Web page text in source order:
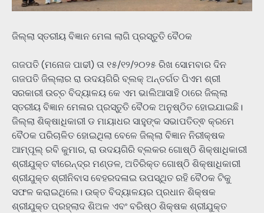
ଜିଲ୍ଲା ସ୍ତରୀୟ ବିଜ୍ଞାନ ମେଳା ଲାଗି ପ୍ରସ୍ତୁତି ବୈଠକ
ଗଜପତି (ମନୋଜ ପାଢୀ) ତା ୧୫/୧୨/୨୦୨୫ ରିଖ ସୋମବାର ଦିନ
ଗଜପତି ଜିଲ୍ଲାର ରା ଉଦୟଗିରି ବ୍ଲକ୍ ଅନ୍ତର୍ଗତ ପିଏମ ଶ୍ରୀ
ସରକାରୀ ଉଚ୍ଚ ବିଦ୍ୟାଳୟ କେ ଏମ ଭାଲିଆସାହି ଠାରେ ଜିଲ୍ଲା
ସ୍ତରୀୟ ବିଜ୍ଞାନ ମେଳାର ପ୍ରସ୍ତୁତି ବୈଠକ ଅନୁଷ୍ଠିତ ହୋଇଯାଇଛି।
ଜିଲ୍ଲା ଶିକ୍ଷାଧିକାରୀ ଡ ମାୟାଧର ସାହୁଙ୍କ ସଭାପତିତ୍ଵ କ୍ରମେ
ବୈଠକ ପରିଚାଳିତ ହୋଇଥିଲା ବେଳେ ଜିଲ୍ଲା ବିଜ୍ଞାନ ନିରୀକ୍ଷକ
ଆମ୍ପୂଲ୍ ରବି କୁମାର, ରା ଉଦୟଗିରି ବ୍ଲକର ଗୋଷ୍ଠି ଶିକ୍ଷାଧିକାରୀ
ଶ୍ରୀଯୁକ୍ତ ବୀରେନ୍ଦ୍ର ମଣ୍ଡଳ, ଅତିରିକ୍ତ ଗୋଷ୍ଠି ଶିକ୍ଷାଧିକାରୀ
ଶ୍ରୀଯୁକ୍ତ ଶ୍ରୀନିବାସ ବେହରଦଳାଇ ଉପସ୍ଥିତ ରହି ବୈଠକ ଟିକୁ
ସଫଳ କରାଇଥିଲେ। ଉକ୍ତ ବିଦ୍ୟାଳୟର ପ୍ରଧାନ ଶିକ୍ଷକ
ଶ୍ରୀଯୁକ୍ତ ପ୍ରହ୍ଲାଦ ଶିଅଳ ଏବଂ ବରିଷ୍ଠ ଶିକ୍ଷକ ଶ୍ରୀଯୁକ୍ତ